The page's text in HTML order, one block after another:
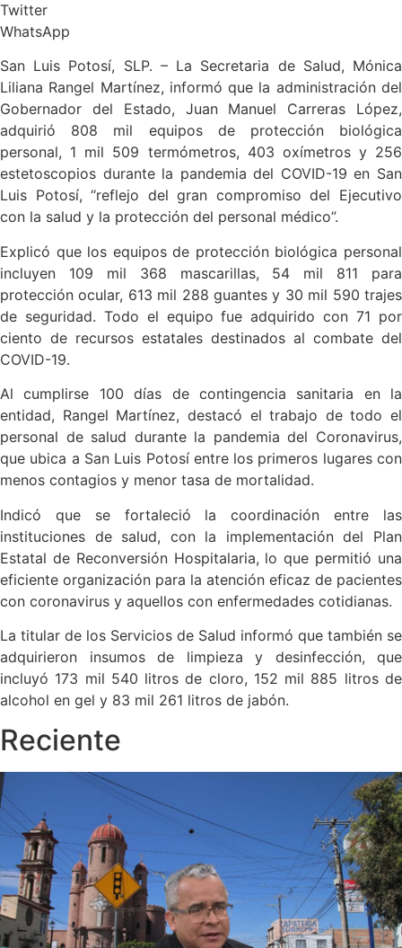
Twitter
WhatsApp
San Luis Potosí, SLP. – La Secretaria de Salud, Mónica
Liliana Rangel Martínez, informó que la administración del
Gobernador del Estado, Juan Manuel Carreras López,
adquirió 808 mil equipos de protección biológica
personal, 1 mil 509 termómetros, 403 oxímetros y 256
estetoscopios durante la pandemia del COVID-19 en San
Luis Potosí, “reflejo del gran compromiso del Ejecutivo
con la salud y la protección del personal médico”.
Explicó que los equipos de protección biológica personal
incluyen 109 mil 368 mascarillas, 54 mil 811 para
protección ocular, 613 mil 288 guantes y 30 mil 590 trajes
de seguridad. Todo el equipo fue adquirido con 71 por
ciento de recursos estatales destinados al combate del
COVID-19.
Al cumplirse 100 días de contingencia sanitaria en la
entidad, Rangel Martínez, destacó el trabajo de todo el
personal de salud durante la pandemia del Coronavirus,
que ubica a San Luis Potosí entre los primeros lugares con
menos contagios y menor tasa de mortalidad.
Indicó que se fortaleció la coordinación entre las
instituciones de salud, con la implementación del Plan
Estatal de Reconversión Hospitalaria, lo que permitió una
eficiente organización para la atención eficaz de pacientes
con coronavirus y aquellos con enfermedades cotidianas.
La titular de los Servicios de Salud informó que también se
adquirieron insumos de limpieza y desinfección, que
incluyó 173 mil 540 litros de cloro, 152 mil 885 litros de
alcohol en gel y 83 mil 261 litros de jabón.
Reciente